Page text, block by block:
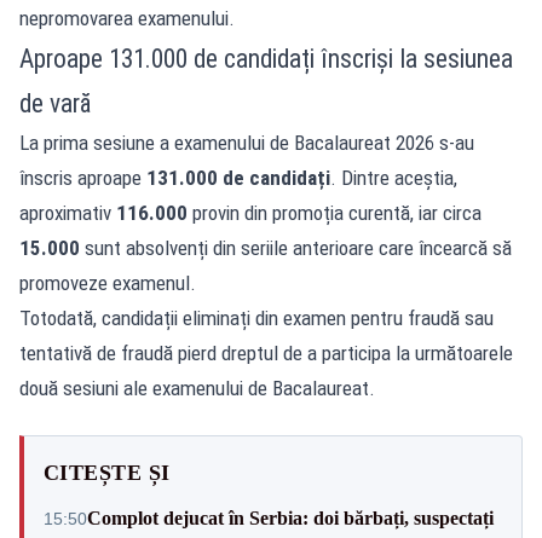
nepromovarea examenului.
Aproape 131.000 de candidați înscriși la sesiunea
de vară
La prima sesiune a examenului de Bacalaureat 2026 s-au
înscris aproape 131.000 de candidați. Dintre aceștia,
aproximativ 116.000 provin din promoția curentă, iar circa
15.000 sunt absolvenți din seriile anterioare care încearcă să
promoveze examenul.
Totodată, candidații eliminați din examen pentru fraudă sau
tentativă de fraudă pierd dreptul de a participa la următoarele
două sesiuni ale examenului de Bacalaureat.
CITEȘTE ȘI
15:50Complot dejucat în Serbia: doi bărbați, suspectați